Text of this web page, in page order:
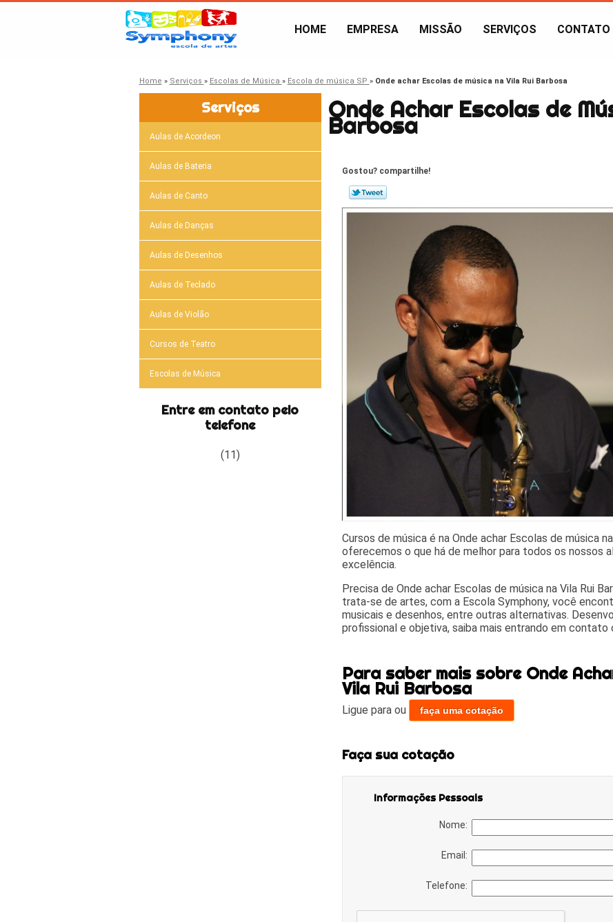
HOME EMPRESA MISSÃO SERVIÇOS CONTATO
Home » Serviços » Escolas de Música » Escola de música SP » Onde achar Escolas de música na Vila Rui Barbosa
Serviços
Aulas de Acordeon
Aulas de Bateria
Aulas de Canto
Aulas de Danças
Aulas de Desenhos
Aulas de Teclado
Aulas de Violão
Cursos de Teatro
Escolas de Música
Entre em contato pelo
telefone
(11)
Onde Achar Escolas de
Barbosa
Gostou? compartilhe!
Cursos de música é na Onde achar Escolas de música
oferecemos o que há de melhor para todos os nossos
excelência.
Precisa de Onde achar Escolas de música na Vila Rui
trata-se de artes, com a Escola Symphony, você
musicais e desenhos, entre outras alternativas.
profissional e objetiva, saiba mais entrando em contato
Para saber mais sobre Onde
Vila Rui Barbosa
Ligue para ou faça uma cotação
Faça sua cotação
Informações Pessoais
Nome:
Email:
Telefone: